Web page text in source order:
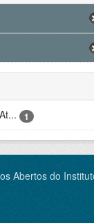
1
Abertos do